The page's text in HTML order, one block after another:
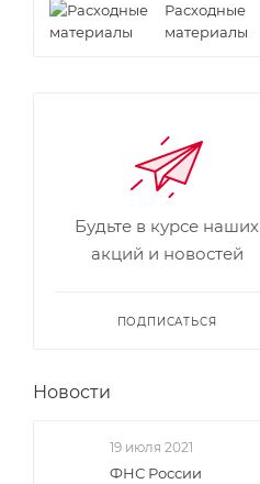
Расходные
материалы
Будьте в курсе наших
акций и новостей
ПОДПИСАТЬСЯ
Новости
19 июля 2021
ФНС России